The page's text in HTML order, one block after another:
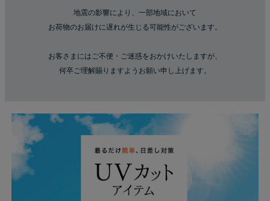
地震の影響により、一部地域において
お荷物のお届けに遅れが生じる可能性がございます。
お客さまにはご不便・ご迷惑をおかけいたしますが、
何卒ご理解賜りますようお願い申し上げます。